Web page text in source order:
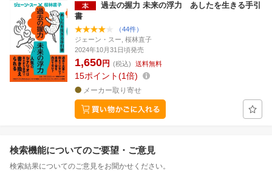
過去の握力 未来の浮力 あしたを生きる手引
書
（44件）
ジェーン・スー, 桜林直子
2024年10月31日頃発売
1,650円 (税込) 送料無料
15ポイント 1倍
メーカー取り寄せ
検索機能についてのご要望・ご意見
検索結果についてのご意見をお聞かせください。